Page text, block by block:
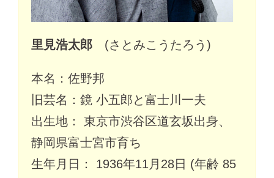
里見浩太郎 (さとみこうたろう)
本名：佐野邦
旧芸名：鏡 小五郎と富士川一夫
出生地： 東京市渋谷区道玄坂出身、
静岡県富士宮市育ち
生年月日： 1936年11月28日 (年齢 85